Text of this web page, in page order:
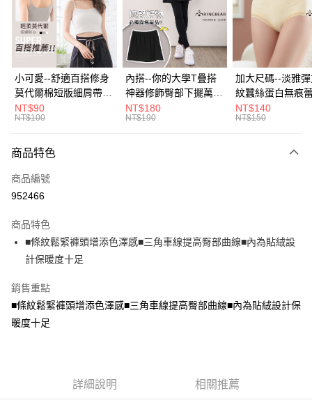
Apple Pay
街口支付
悠遊付
Google Pay
全盈+PAY
大哥付你分期
【大哥付你分期使用說明】
1.本服務由台灣大哥大提供，台灣大哥大用戶可立即使用無須另外申請。
流程，驗證手機門號後，選擇欲分期的期數、繳款截止日，確認付款後即完
成交易。
3.實際核准額度、可分期數及費用金額請依後續交易確認頁面所載為準。
4.訂單成立30分鐘內，如未前往確認交易或遇審核未通過，訂單將自動取
法說明評估內容。
【繳款方式說明】
1.分期款項不併入電信帳單，「大哥付你分期」於每月結算日後寄送繳費提
醒簡訊。
1.本服務係由「台灣大哥大股份有限公司」（以下簡稱本公司）所提供，讓
AFTEE先享後付
【關於「AFTEE先享後付」】
AFTEE先享後付是「在收到商品之後才付款」的支付方式。 讓您購物簡單
便利好安心！
１．簡單：不需註冊會員、不需綁卡、不需儲值。
３．安心：先確認商品／服務後，再付款。
【「AFTEE先享後付」結帳流程】
１．於結帳方式選擇「AFTEE先享後付」後，將跳轉至「AFTEE先享後付」
※ 請注意：結帳手續完成當下不需立刻繳費，但若您需要取消訂單，請聯絡
ATM付款
全家取貨付款
每筆NT$70，滿NT$699(含以上)免運費
小可愛--舒適百搭修身
莫代爾棉短版細肩帶素
色背心(白.黑.灰L-2L)-
U582眼圈熊中大尺碼
NT$90
NT$100
內搭--你的大學T疊搭
神器修飾臀部下擺萬用
內搭裙/遮臀裙(黑2L-
6L)-Q155眼圈熊中大
NT$180
NT$190
加大尺碼--淡雅
紋蠶絲蛋白無痕
角內褲(白.粉.藍.
3L)-L28眼圈熊中
NT$140
NT$150
商品特色
商品編號
952466
商品特色
■條紋鬆緊褲頭增添色澤感■三角車線提高臀部曲線■內為貼絨設
計保暖度十足
銷售重點
■條紋鬆緊褲頭增添色澤感■三角車線提高臀部曲線■內為貼絨設計保
暖度十足
詳細說明 相關推薦